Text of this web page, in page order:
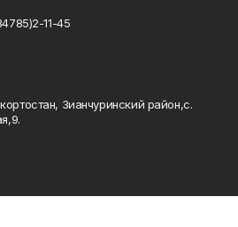
11-45
Зианчуринский район,с.